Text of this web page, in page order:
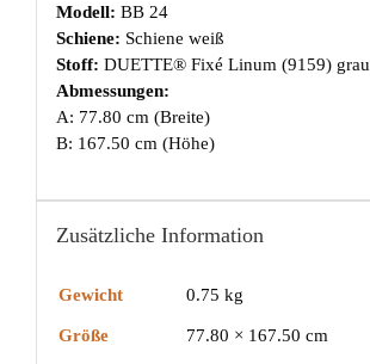
Modell: BB 24
Schiene: Schiene weiß
Stoff: DUETTE® Fixé Linum (9159) grau
Abmessungen:
A: 77.80 cm (Breite)
B: 167.50 cm (Höhe)
Zusätzliche Information
Gewicht 0.75 kg
Größe 77.80 × 167.50 cm